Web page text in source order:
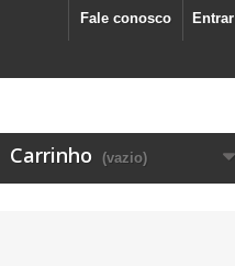
Entrar
Fale conosco
Carrinho (vazio)